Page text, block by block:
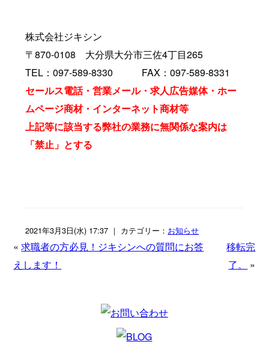
株式会社ジキシン
〒870-0108 大分県大分市三佐4丁目265
TEL：097-589-8330 FAX：097-589-8331
セールス電話・営業メール・求人広告媒体・ホー
ムページ商材・インターネット商材等
上記等に該当する弊社の業務に無関係な案内は
「禁止」とする
2021年3月3日(水) 17:37 ｜ カテゴリー： お知らせ
«求職者の方必見！ジキシンへの質問にお答
えします！
移転完
了。
»